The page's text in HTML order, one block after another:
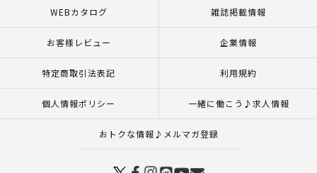
WEBカタログ 雑誌掲載情報
お客様レビュー 企業情報
特定商取引法表記 利用規約
個人情報ポリシー 一緒に働こう♪求人情報
おトクな情報♪メルマガ登録